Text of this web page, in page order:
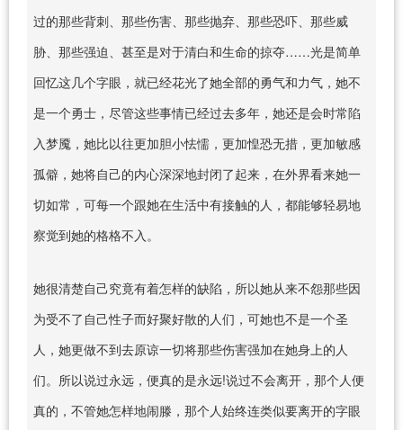
过的那些背刺、那些伤害、那些抛弃、那些恐吓、那些威
胁、那些强迫、甚至是对于清白和生命的掠夺……光是简单
回忆这几个字眼，就已经花光了她全部的勇气和力气，她不
是一个勇士，尽管这些事情已经过去多年，她还是会时常陷
入梦魇，她比以往更加胆小怯懦，更加惶恐无措，更加敏感
孤僻，她将自己的内心深深地封闭了起来，在外界看来她一
切如常，可每一个跟她在生活中有接触的人，都能够轻易地
察觉到她的格格不入。
她很清楚自己究竟有着怎样的缺陷，所以她从来不怨那些因
为受不了自己性子而好聚好散的人们，可她也不是一个圣
人，她更做不到去原谅一切将那些伤害强加在她身上的人
们。所以说过永远，便真的是永远!说过不会离开，那个人便
真的，不管她怎样地闹滕，那个人始终连类似要离开的字眼